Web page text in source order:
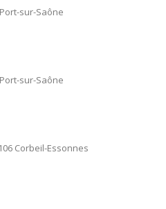
Port-sur-Saône
Port-sur-Saône
Corbeil-Essonnes